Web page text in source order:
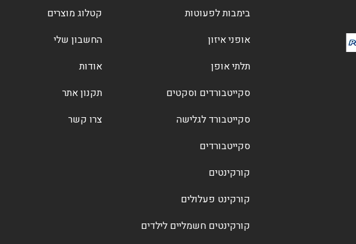
בימבות לפעוטות
אופני איזון
תלתי אופן
סקייטבורדים וסקטים
סקייטבורד לגלישה
סקייטבורדים
קורקינטים
קורקינט פעלולים
קורקינטים חשמליים לילדים
קטלוג מוצרים
החשבון שלי
אודות
תקנון אתר
צרו קשר